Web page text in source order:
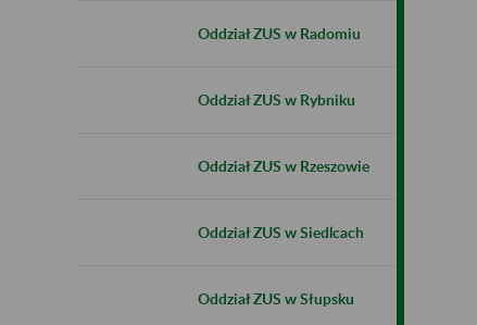
Oddział ZUS w Radomiu
Oddział ZUS w Rybniku
Oddział ZUS w Rzeszowie
Oddział ZUS w Siedlcach
Oddział ZUS w Słupsku